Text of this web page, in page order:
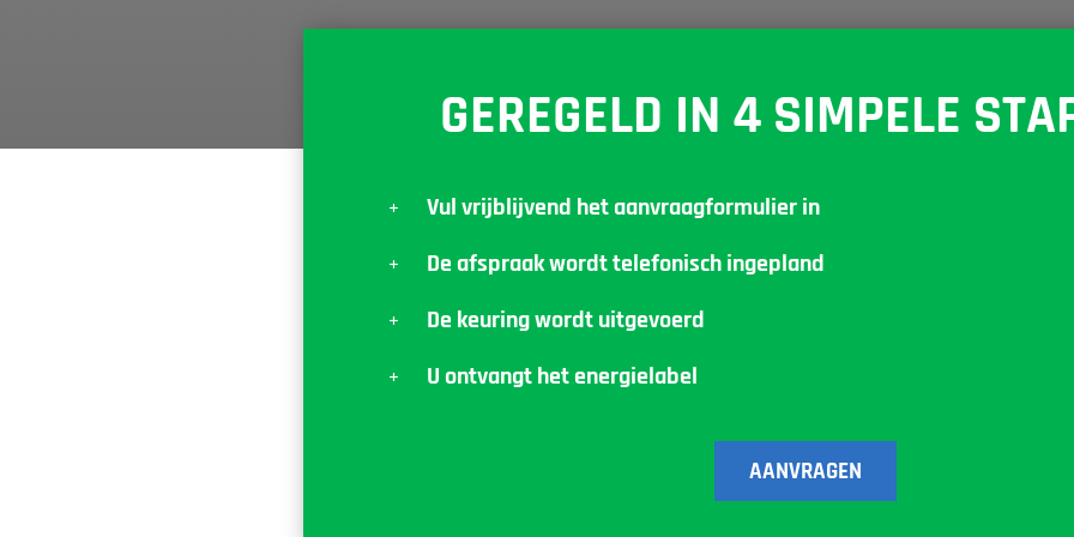
GEREGELD IN 4 SIMPELE
Vul vrijblijvend het aanvraagformulier in
De afspraak wordt telefonisch ingepland
De keuring wordt uitgevoerd
U ontvangt het energielabel
AANVRAGEN